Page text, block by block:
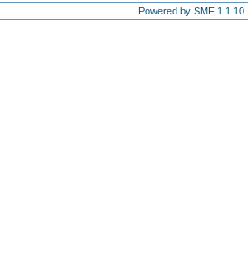
Powered by SMF 1.1.10